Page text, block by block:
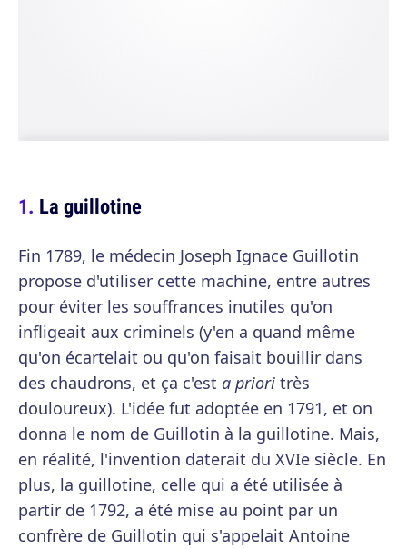
La guillotine
Fin 1789, le médecin Joseph Ignace Guillotin
propose d'utiliser cette machine, entre autres
pour éviter les souffrances inutiles qu'on
infligeait aux criminels (y'en a quand même
qu'on écartelait ou qu'on faisait bouillir dans
des chaudrons, et ça c'est a priori très
douloureux). L'idée fut adoptée en 1791, et on
donna le nom de Guillotin à la guillotine. Mais,
en réalité, l'invention daterait du XVIe siècle. En
plus, la guillotine, celle qui a été utilisée à
partir de 1792, a été mise au point par un
confrère de Guillotin qui s'appelait Antoine